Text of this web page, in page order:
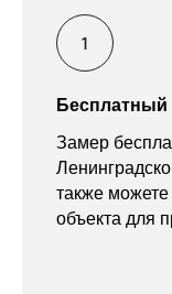
Бесплатный
Замер
также
объекта для